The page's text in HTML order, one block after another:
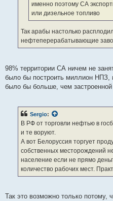
именно поэтому СА
или дизельное топливо
Так арабы настолько
нефтеперерабатывающие
98% территории СА ничем не
было бы построить миллион НПЗ,
было бы больше, чем застроенной
Sergio:
В РФ от торговли нефтью в
и те воруют.
А вот Белоруссия торгует
собственных месторождений
население если не прямо
количество рабочих мест.
Так это возможно только